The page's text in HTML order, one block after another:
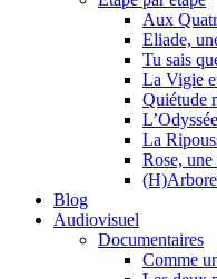
Aux
Eliade,
Tu sais
La Vigie
Quiétude
L’Odyssée
La
Rose, une
Blog
Audiovisuel
Documentaires
Comme